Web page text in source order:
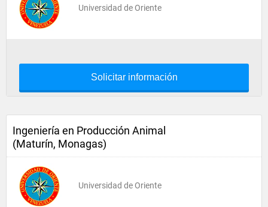
Universidad de Oriente
Solicitar información
Ingeniería en Producción Animal
(Maturín, Monagas)
Universidad de Oriente